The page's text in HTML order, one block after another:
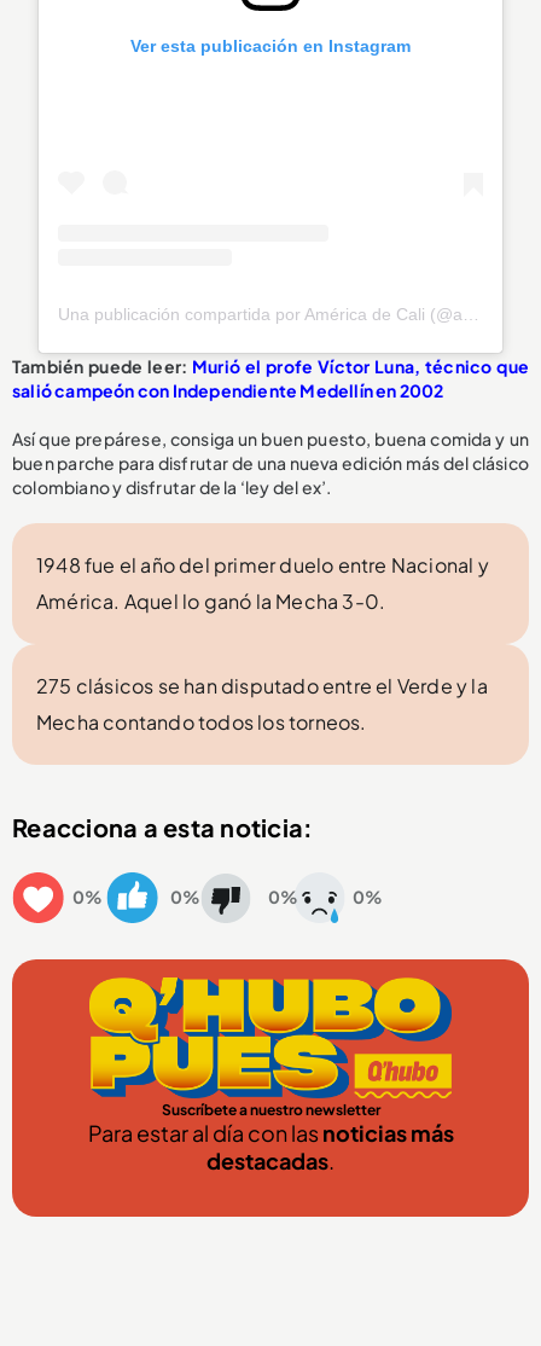
Ver esta publicación en Instagram
También puede leer: Murió el profe Víctor Luna, técnico que
salió campeón con Independiente Medellín en 2002
Así que prepárese, consiga un buen puesto, buena comida y un
buen parche para disfrutar de una nueva edición más del clásico
colombiano y disfrutar de la ‘ley del ex’.
1948 fue el año del primer duelo entre Nacional y
América. Aquel lo ganó la Mecha 3-0.
275 clásicos se han disputado entre el Verde y la
Mecha contando todos los torneos.
Reacciona a esta noticia:
0% 0% 0% 0%
Suscríbete a nuestro newsletter
Para estar al día con lasnoticias más
destacadas.